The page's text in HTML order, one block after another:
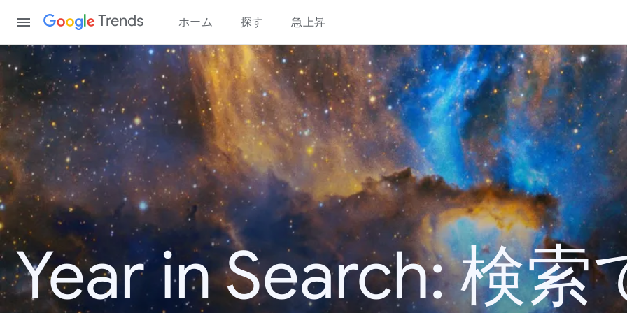
Trends ホーム 探す 急上昇
Year in Search: 検